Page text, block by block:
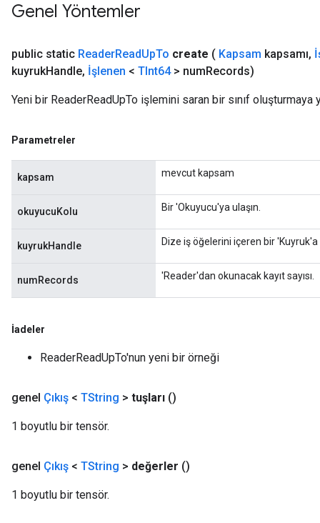
Genel Yöntemler
public static ReaderReadUpTo create ( Kapsam kapsamı,
kuyrukHandle, İşlenen < TInt64> numRecords)
Yeni bir ReaderReadUpTo işlemini saran bir sınıf
Parametreler
kapsam mevcut kapsam
okuyucuKolu Bir 'Okuyucu'ya ulaşın.
kuyrukHandle Dize iş öğelerini içeren bir 'Kuyruk'a
numRecords 'Reader'dan okunacak kayıt sayısı.
İadeler
ReaderReadUpTo'nun yeni bir örneği
genel Çıkış < TString > tuşları ()
1 boyutlu bir tensör.
genel Çıkış < TString > değerler ()
1 boyutlu bir tensör.